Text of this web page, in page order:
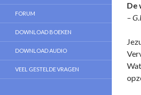
De
–
FORUM
DOWNLOAD BOEKEN
DOWNLOAD AUDIO
VEEL GESTELDE VRAGEN